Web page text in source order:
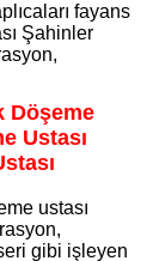
fayans
Şahinler
Döşeme
Ustası
ustası
gibi işleyen